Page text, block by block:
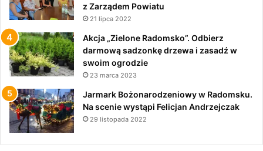
z Zarządem Powiatu
21 lipca 2022
Akcja „Zielone Radomsko”. Odbierz
darmową sadzonkę drzewa i zasadź w
swoim ogrodzie
23 marca 2023
Jarmark Bożonarodzeniowy w Radomsku.
Na scenie wystąpi Felicjan Andrzejczak
29 listopada 2022